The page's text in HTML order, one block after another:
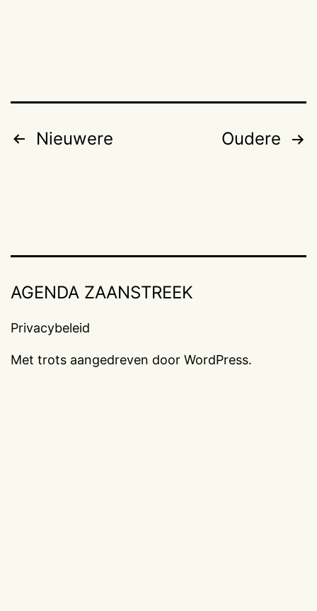
Berichten
Nieuwere Oudere
AGENDA ZAANSTREEK
Privacybeleid
Met trots aangedreven door WordPress.